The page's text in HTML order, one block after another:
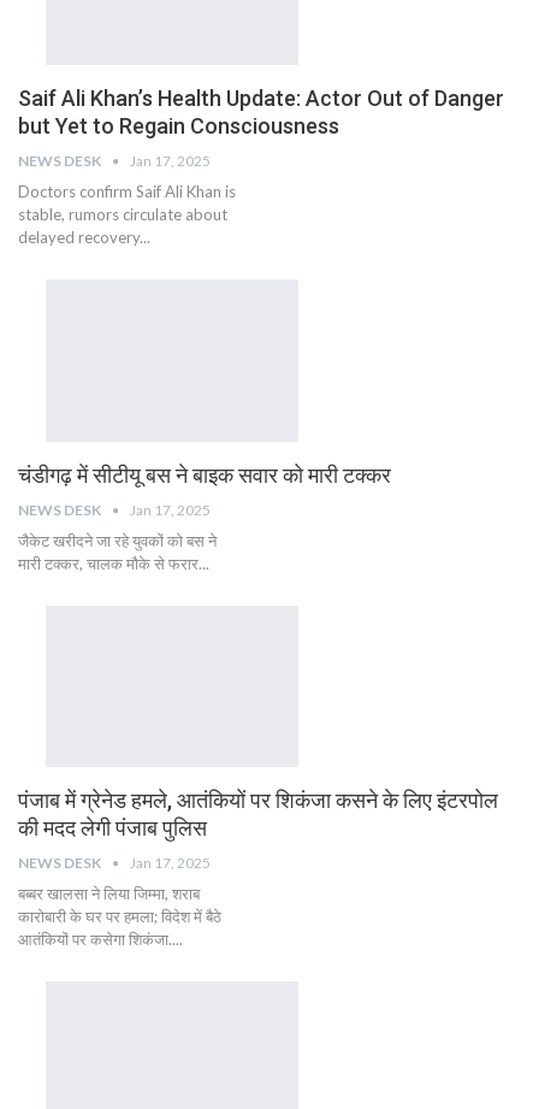
Saif Ali Khan’s Health Update: Actor Out of Danger
but Yet to Regain Consciousness
NEWS DESK Jan 17, 2025
Doctors confirm Saif Ali Khan is
stable, rumors circulate about
delayed recovery...
चंडीगढ़ में सीटीयू बस ने बाइक सवार को मारी टक्कर
NEWS DESK Jan 17, 2025
जैकेट खरीदने जा रहे युवकों को बस ने
मारी टक्कर, चालक मौके से फरार...
पंजाब में ग्रेनेड हमले, आतंकियों पर शिकंजा कसने के लिए इंटरपोल
की मदद लेगी पंजाब पुलिस
NEWS DESK Jan 17, 2025
बब्बर खालसा ने लिया जिम्मा, शराब
कारोबारी के घर पर हमला; विदेश में बैठे
आतंकियों पर कसेगा शिकंजा....